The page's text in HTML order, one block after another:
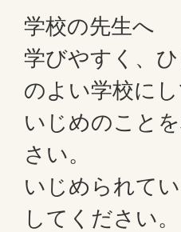
学校の先生へ
学びやすく、
のよい学校にし
いじめのこと
さい。
いじめられて
してください。